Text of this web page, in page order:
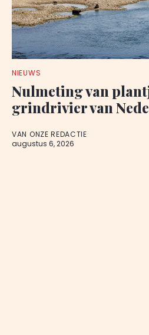
NIEUWS
Nulmeting van
grindrivier van
VAN ONZE REDACTIE
augustus 6, 2026